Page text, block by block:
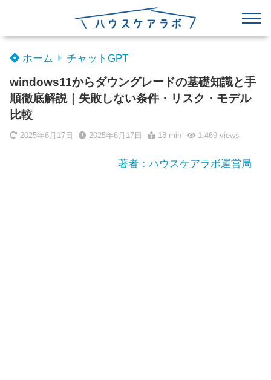
ホーム チャットGPT
windows11からダウングレードの基礎知識と手
順徹底解説｜失敗しない条件・リスク・モデル
比較
2025年6月17日 2025年6月17日 18 min 1,469views
著者：ハウスケアラボ運営局